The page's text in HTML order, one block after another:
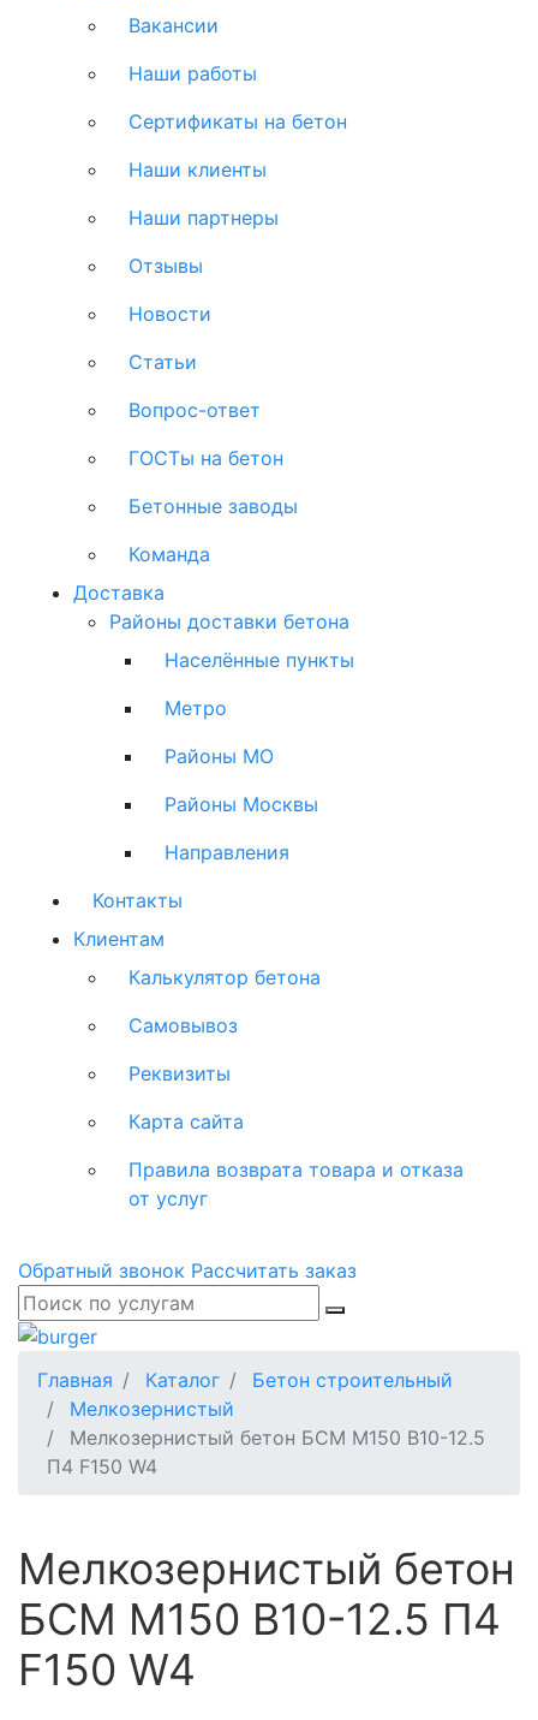
Вакансии
Наши работы
Сертификаты на бетон
Наши клиенты
Наши партнеры
Отзывы
Новости
Статьи
Вопрос-ответ
ГОСТы на бетон
Бетонные заводы
Команда
Доставка
Районы доставки бетона
Населённые пункты
Метро
Районы МО
Районы Москвы
Направления
Контакты
Клиентам
Калькулятор бетона
Самовывоз
Реквизиты
Карта сайта
Правила возврата товара и отказа
от услуг
Обратный звонок Рассчитать заказ
Главная Каталог
Бетон строительный
Мелкозернистый
Мелкозернистый бетон БСМ М150 B10-12.5
П4 F150 W4
Мелкозернистый бетон
БСМ М150 B10-12.5 П4
F150 W4